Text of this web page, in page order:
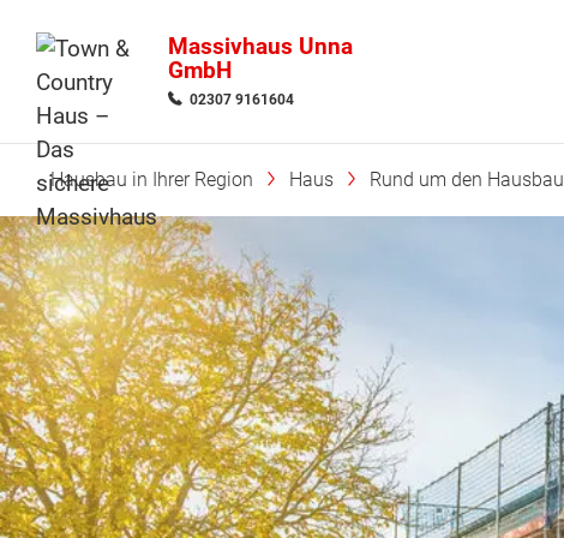
Massivhaus Unna
GmbH
02307 9161604
Hausbau in Ihrer Region Haus Rund um den Hausbau